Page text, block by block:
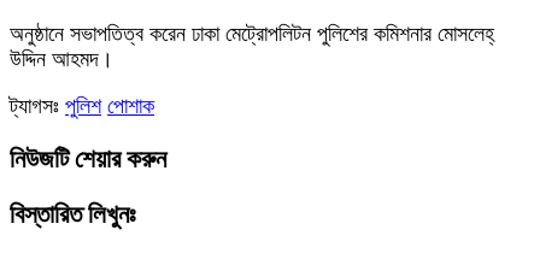
অনুষ্ঠানে সভাপতিত্ব করেন ঢাকা মেট্রোপলিটন পুলিশের কমিশনার মোসলেহ্
উদ্দিন আহমদ।
ট্যাগসঃ পুলিশ পোশাক
নিউজটি শেয়ার করুন
বিস্তারিত লিখুনঃ